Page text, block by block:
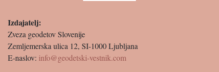
Izdajatelj:
Zveza geodetov Slovenije
Zemljemerska ulica 12, SI-1000 Ljubljana
E-naslov: info@geodetski-vestnik.com